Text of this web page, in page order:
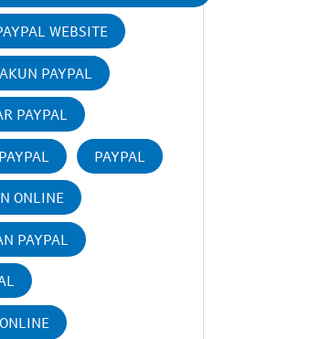
WEBSITE
PAYPAL
PAYPAL
PAYPAL
ONLINE
PAYPAL